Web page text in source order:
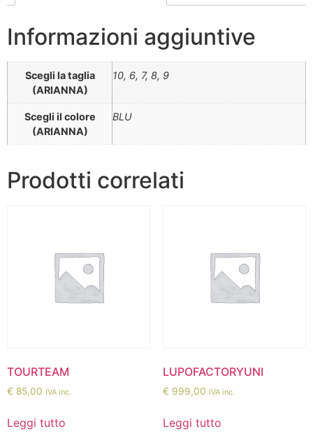
Informazioni aggiuntive
Scegli la taglia
(ARIANNA)
10, 6, 7, 8, 9
Scegli il colore
(ARIANNA)
BLU
Prodotti correlati
TOURTEAM
€ 85,00 IVA inc.
Leggi tutto
LUPOFACTORYUNI
€ 999,00 IVA inc.
Leggi tutto